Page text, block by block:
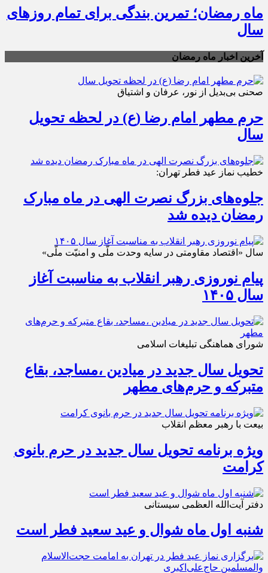
ماه رمضان؛ تمرین بندگی برای تمام روزهای
سال
آخرین اخبار ماه رمضان
صحنی بی‌بدیل از نور، عرفان و اشتیاق
حرم مطهر امام رضا (ع) در لحظه تحویل
سال
خطیب نماز عید فطر تهران:
جلوه‌های بزرگ نصرت الهی در ماه مبارک
رمضان دیده شد
سال «اقتصاد مقاومتی در سایه وحدت ملّی و امنیّت ملّی»
پیام نوروزی رهبر انقلاب به مناسبت آغاز
سال ۱۴۰۵
شورای هماهنگی تبلیغات اسلامی
تحویل سال‌ جدید در میادین ،مساجد، بقاع
متبرکه‌ و حرم‌های‌ مطهر
بیعت با رهبر معظم انقلاب
ویژه برنامه تحویل سال جدید در حرم بانوی
کرامت
دفتر آیت‌الله العظمی سیستانی
شنبه اول ماه شوال و عید سعید فطر است